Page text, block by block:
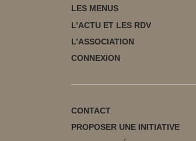
LES MENUS
L’ACTU ET LES RDV
L’ASSOCIATION
CONNEXION
CONTACT
PROPOSER UNE INITIATIVE